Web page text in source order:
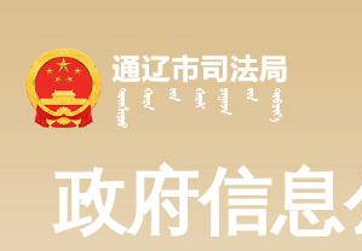
政府信